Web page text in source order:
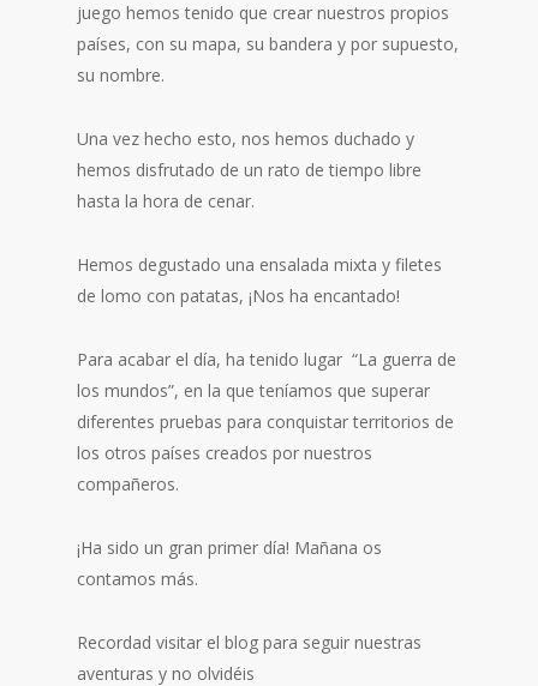
juego hemos tenido que crear nuestros propios
países, con su mapa, su bandera y por supuesto,
su nombre.
Una vez hecho esto, nos hemos duchado y
hemos disfrutado de un rato de tiempo libre
hasta la hora de cenar.
Hemos degustado una ensalada mixta y filetes
de lomo con patatas, ¡Nos ha encantado!
Para acabar el día, ha tenido lugar “La guerra de
los mundos”, en la que teníamos que superar
diferentes pruebas para conquistar territorios de
los otros países creados por nuestros
compañeros.
¡Ha sido un gran primer día! Mañana os
contamos más.
Recordad visitar el blog para seguir nuestras
aventuras y no olvidéis